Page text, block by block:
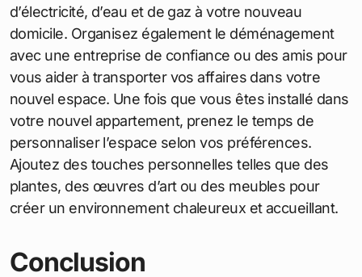
d’électricité, d’eau et de gaz à votre nouveau
domicile. Organisez également le déménagement
avec une entreprise de confiance ou des amis pour
vous aider à transporter vos affaires dans votre
nouvel espace. Une fois que vous êtes installé dans
votre nouvel appartement, prenez le temps de
personnaliser l’espace selon vos préférences.
Ajoutez des touches personnelles telles que des
plantes, des œuvres d’art ou des meubles pour
créer un environnement chaleureux et accueillant.
Conclusion